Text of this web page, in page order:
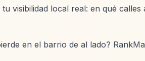
visibilidad local real: en qué
en el barrio de al lado?